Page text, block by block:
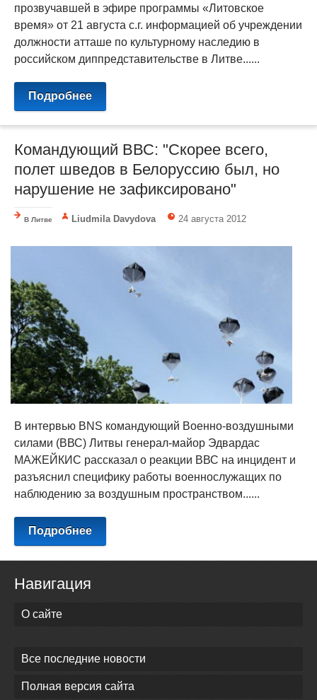
прозвучавшей в эфире программы «Литовское
время» от 21 августа с.г. информацией об учреждении
должности атташе по культурному наследию в
российском диппредставительстве в Литве......
Подробнее
Командующий ВВС: "Скорее всего,
полет шведов в Белоруссию был, но
нарушение не зафиксировано"
В Литве Liudmila Davydova 24 августа 2012
В интервью BNS командующий Военно-воздушными
силами (ВВС) Литвы генерал-майор Эдвардас
МАЖЕЙКИС рассказал о реакции ВВС на инцидент и
разъяснил специфику работы военнослужащих по
наблюдению за воздушным пространством......
Подробнее
Навигация
О сайте
Все последние новости
Полная версия сайта